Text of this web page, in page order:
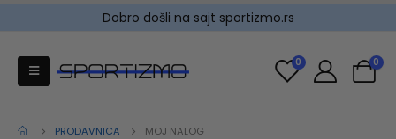
Dobro došli na sajt sportizmo.rs
0 0
PRODAVNICA MOJ NALOG